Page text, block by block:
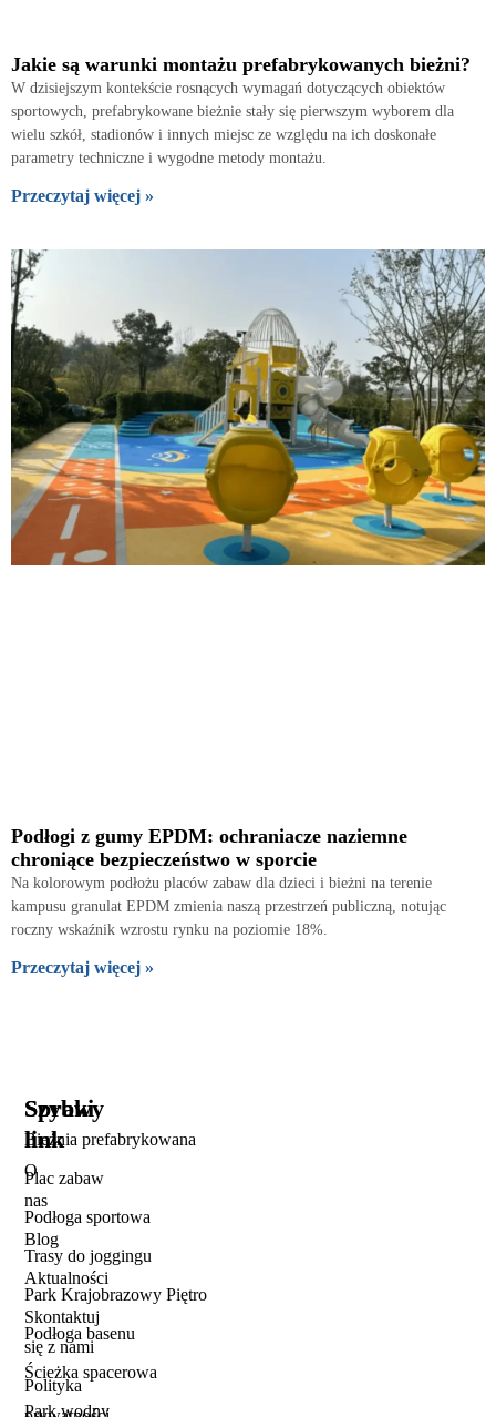
Jakie są warunki montażu prefabrykowanych bieżni?
W dzisiejszym kontekście rosnących wymagań dotyczących obiektów
sportowych, prefabrykowane bieżnie stały się pierwszym wyborem dla
wielu szkół, stadionów i innych miejsc ze względu na ich doskonałe
parametry techniczne i wygodne metody montażu.
Przeczytaj więcej »
Podłogi z gumy EPDM: ochraniacze naziemne
chroniące bezpieczeństwo w sporcie
Na kolorowym podłożu placów zabaw dla dzieci i bieżni na terenie
kampusu granulat EPDM zmienia naszą przestrzeń publiczną, notując
roczny wskaźnik wzrostu rynku na poziomie 18%.
Przeczytaj więcej »
Szybki
link
O
nas
Blog
Aktualności
Skontaktuj
się z nami
Polityka
Sprawy
Bieżnia prefabrykowana
Plac zabaw
Podłoga sportowa
Trasy do joggingu
Park Krajobrazowy Piętro
Podłoga basenu
Ścieżka spacerowa
Park wodny